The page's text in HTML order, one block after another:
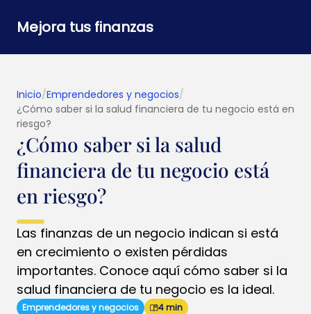
Mejora tus finanzas
Inicio/Emprendedores y negocios/
¿Cómo saber si la salud financiera de tu negocio está en
riesgo?
¿Cómo saber si la salud
financiera de tu negocio está
en riesgo?
Las finanzas de un negocio indican si está
en crecimiento o existen pérdidas
importantes. Conoce aquí cómo saber si la
salud financiera de tu negocio es la ideal.
Emprendedores y negocios 4 min